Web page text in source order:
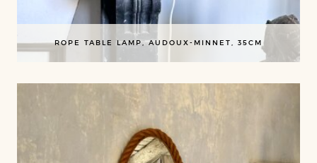
ROPE TABLE LAMP, AUDOUX-MINNET, 35CM